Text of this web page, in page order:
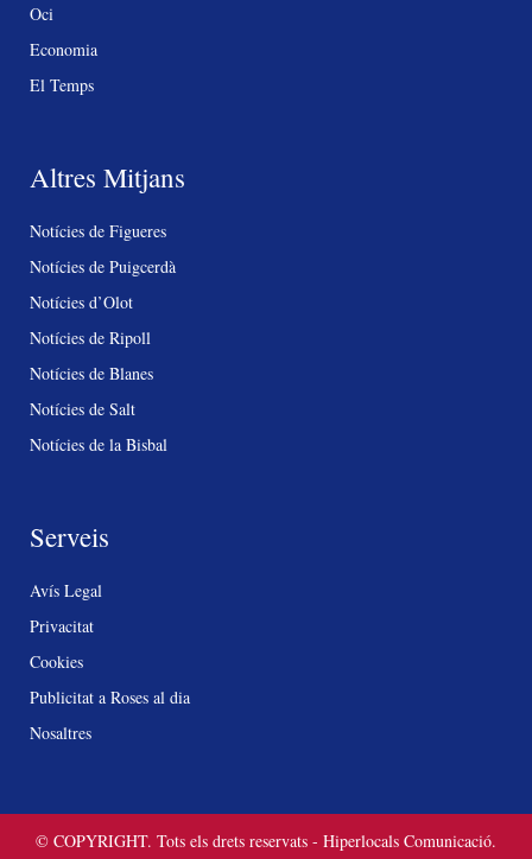
Oci
Economia
El Temps
Altres Mitjans
Notícies de Figueres
Notícies de Puigcerdà
Notícies d’Olot
Notícies de Ripoll
Notícies de Blanes
Notícies de Salt
Notícies de la Bisbal
Serveis
Avís Legal
Privacitat
Cookies
Publicitat a Roses al dia
Nosaltres
© COPYRIGHT. Tots els drets reservats - Hiperlocals Comunicació.